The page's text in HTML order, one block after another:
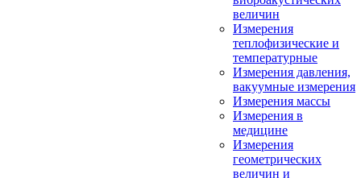
величин
Измерения
теплофизические и
температурные
Измерения давления,
вакуумные измерения
Измерения массы
Измерения в
медицине
Измерения
геометрических
величин и